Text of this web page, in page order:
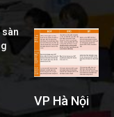
sàn
VP Hà Nội